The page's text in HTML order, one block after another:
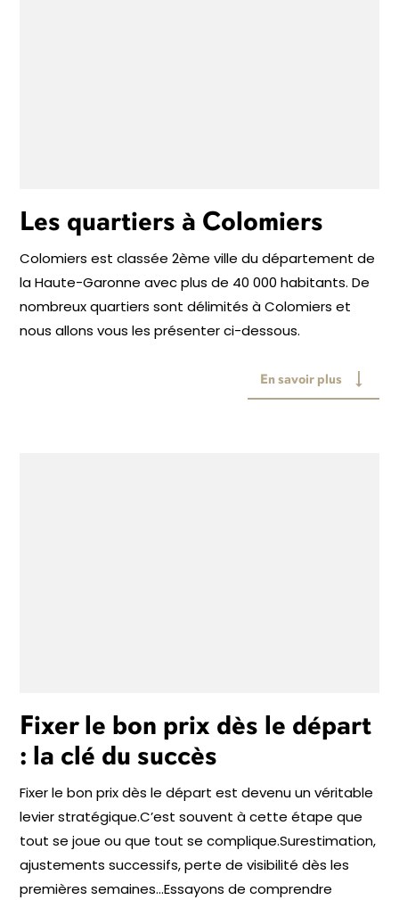
Les quartiers à Colomiers
Colomiers est classée 2ème ville du département de
la Haute-Garonne avec plus de 40 000 habitants. De
nombreux quartiers sont délimités à Colomiers et
nous allons vous les présenter ci-dessous.
En savoir plus
Fixer le bon prix dès le départ
: la clé du succès
Fixer le bon prix dès le départ est devenu un véritable
levier stratégique.C’est souvent à cette étape que
tout se joue ou que tout se complique.Surestimation,
ajustements successifs, perte de visibilité dès les
premières semaines…Essayons de comprendre